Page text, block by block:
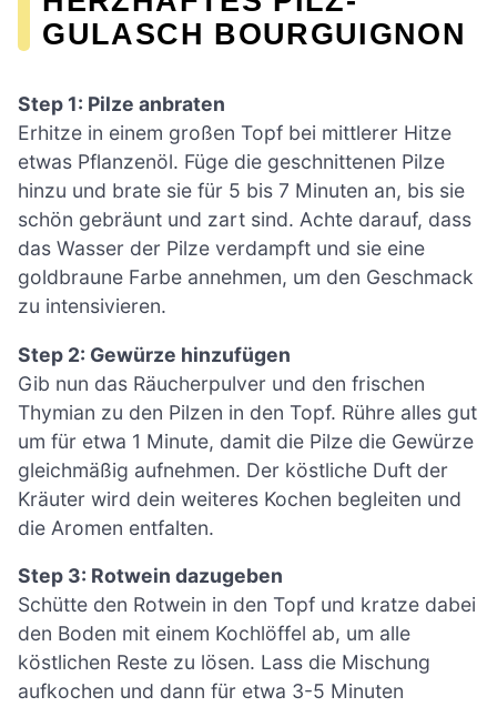
GULASCH BOURGUIGNON
Step 1: Pilze anbraten
Erhitze in einem großen Topf bei mittlerer Hitze
etwas Pflanzenöl. Füge die geschnittenen Pilze
hinzu und brate sie für 5 bis 7 Minuten an, bis sie
schön gebräunt und zart sind. Achte darauf, dass
das Wasser der Pilze verdampft und sie eine
goldbraune Farbe annehmen, um den Geschmack
zu intensivieren.
Step 2: Gewürze hinzufügen
Gib nun das Räucherpulver und den frischen
Thymian zu den Pilzen in den Topf. Rühre alles gut
um für etwa 1 Minute, damit die Pilze die Gewürze
gleichmäßig aufnehmen. Der köstliche Duft der
Kräuter wird dein weiteres Kochen begleiten und
die Aromen entfalten.
Step 3: Rotwein dazugeben
Schütte den Rotwein in den Topf und kratze dabei
den Boden mit einem Kochlöffel ab, um alle
köstlichen Reste zu lösen. Lass die Mischung
aufkochen und dann für etwa 3-5 Minuten